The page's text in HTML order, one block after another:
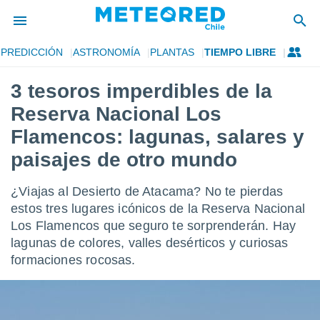
de
por
para
la
que se
calidad.
las
y
forma
digital
PREDICCIÓN ASTRONOMÍA PLANTAS TIEMPO LIBRE
3 tesoros imperdibles de la
Reserva Nacional Los
Flamencos: lagunas, salares y
paisajes de otro mundo
¿Viajas al Desierto de Atacama? No te pierdas
estos tres lugares icónicos de la Reserva Nacional
Los Flamencos que seguro te sorprenderán. Hay
lagunas de colores, valles desérticos y curiosas
formaciones rocosas.